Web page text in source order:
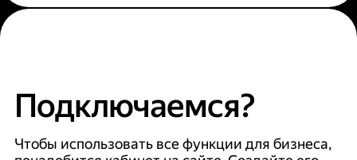
Подключаемся?
Чтобы использовать все функции для бизнеса,